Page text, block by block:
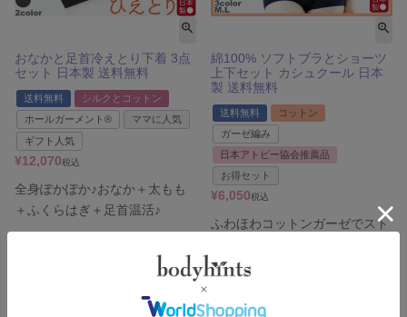
おなかと足首冷えとり下着 3点
セット 日本製 送料無料
送料無料
シルクとコットン
ホールガーメント®
ママに人気
ギフト人気
¥12,070税込
全身ぽかぽか♪おなか＋太もも
＋ふくらはぎ＋足首温活♪
綿100% ソフトブラとショーツ
上下セット カシュクール 日本
製 送料無料
送料無料
コットン
ガーゼ編み
日本アトピー協会推薦品
お得セット
¥6,050税込
ふわほわコットンガーゼでスト
レビュー平均点：4.5